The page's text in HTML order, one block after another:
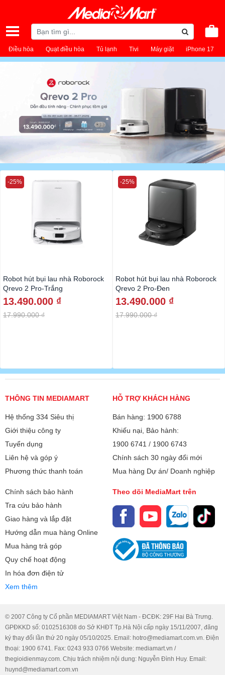
Điều hòa Quạt điều hòa Tủ lạnh Tivi Máy giặt iPhone 17
Robot hút bụi lau nhà Roborock
Qrevo 2 Pro-Trắng
13.490.000 ₫
17.990.000 ₫
-25%
Robot hút bụi lau nhà Roborock
Qrevo 2 Pro-Đen
13.490.000 ₫
17.990.000 ₫
-25%
THÔNG TIN MEDIAMART
Hệ thống 334 Siêu thị
Giới thiệu công ty
Tuyển dụng
Liên hệ và góp ý
Phương thức thanh toán
HỖ TRỢ KHÁCH HÀNG
Bán hàng: 1900 6788
Khiếu nại, Bảo hành:
1900 6741 / 1900 6743
Chính sách 30 ngày đổi mới
Mua hàng Dự án/ Doanh nghiệp
Chính sách bảo hành
Tra cứu bảo hành
Giao hàng và lắp đặt
Hướng dẫn mua hàng Online
Mua hàng trả góp
Quy chế hoạt động
In hóa đơn điện tử
Xem thêm
Theo dõi MediaMart trên
© 2007 Công ty Cổ phần MEDIAMART Việt Nam - ĐCĐK: 29F Hai Bà Trưng.
GPĐKKD số: 0102516308 do Sở KHĐT Tp.Hà Nội cấp ngày 15/11/2007, đăng
ký thay đổi lần thứ 20 ngày 05/10/2025. Email: hotro@mediamart.com.vn. Điện
thoại: 1900 6741. Fax: 0243 933 0766 Website: mediamart.vn /
thegioidienmay.com. Chịu trách nhiệm nội dung: Nguyễn Đình Huy. Email:
huynd@mediamart.com.vn